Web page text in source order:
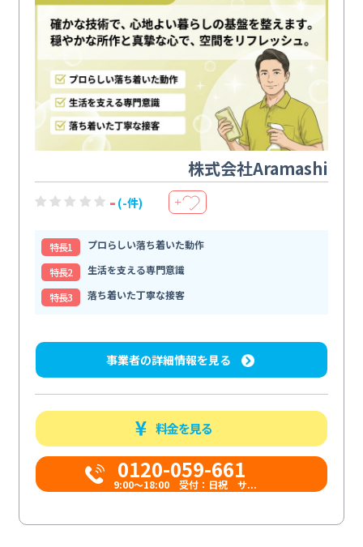
株式会社Aramashi
- (-件) ＋
特⻑1
プロらしい落ち着いた動作
特⻑2
生活を支える専門意識
特⻑3
落ち着いた丁寧な接客
事業者の詳細情報を見る
料金を見る
0120-059-661
9:00〜18:00 受付：日祝 サ...